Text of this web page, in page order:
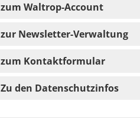
zum Waltrop-Account
zur Newsletter-Verwaltung
zum Kontaktformular
Zu den Datenschutzinfos